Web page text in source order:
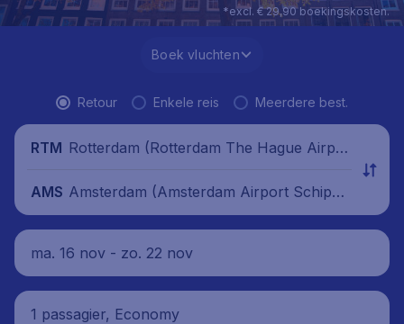
*excl. € 29,90 boekingskosten.
Boek vluchten
Retour Enkele reis Meerdere best.
RTM Rotterdam (Rotterdam The Hague Airpor
AMS Amsterdam (Amsterdam Airport Schipho
l), Nederland
ma. 16 nov - zo. 22 nov
1 passagier, Economy